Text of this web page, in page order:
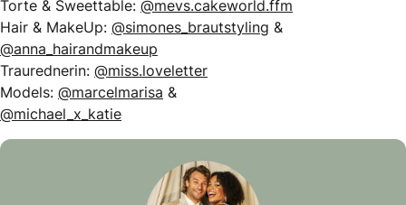
Torte & Sweettable: @mevs.cakeworld.ffm
Hair & MakeUp: @simones_brautstyling &
@anna_hairandmakeup
Traurednerin: @miss.loveletter
Models: @marcelmarisa &
@michael_x_katie